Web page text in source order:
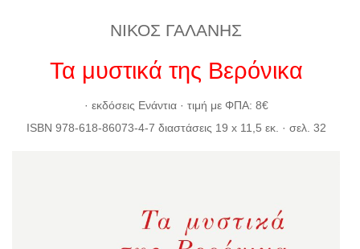
ΝΙΚΟΣ ΓΑΛΑΝΗΣ
Τα μυστικά της Βερόνικα
· εκδόσεις Ενάντια · τιμή με ΦΠΑ: 8€
ISBN 978-618-86073-4-7 διαστάσεις 19 x 11,5 εκ. · σελ. 32